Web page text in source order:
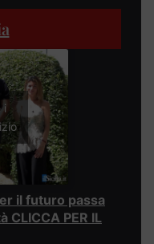
i
il futuro passa
CLICCA PER IL